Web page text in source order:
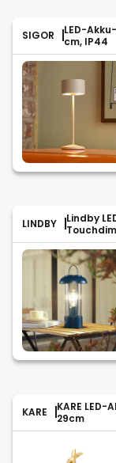
SIGOR
LED-
cm, IP44
LINDBY
Lindby
KARE
KARE
29cm